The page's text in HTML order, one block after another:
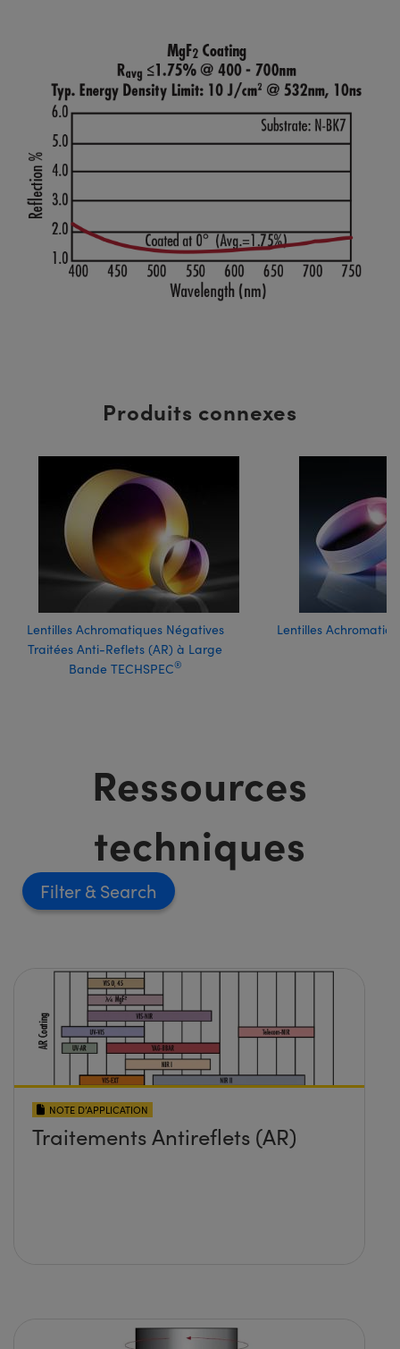
Produits connexes
Lentilles Achromatiques Négatives
Traitées Anti-Reflets (AR) à Large
Bande TECHSPEC®
Lentilles
Ressources
techniques
Filter
NOTE D’APPLICATION
Traitements Antireflets (AR)